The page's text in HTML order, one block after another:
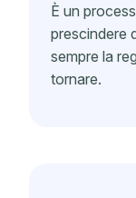
È un
prescindere
sempre la
tornare.